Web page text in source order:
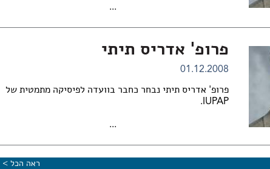
...
פרופ' אדריס תיתי
01.12.2008
פרופ' אדריס תיתי נבחר כחבר בוועדה לפיסיקה מתמטית של
IUPAP.
...
ראה הכל >